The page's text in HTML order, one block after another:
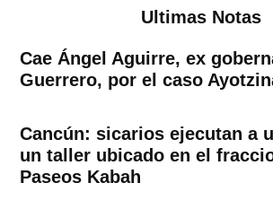
Ultimas Notas
Cae Ángel Aguirre, ex
Guerrero, por el caso
Cancún: sicarios ejecutan a
un taller ubicado en el
Paseos Kabah